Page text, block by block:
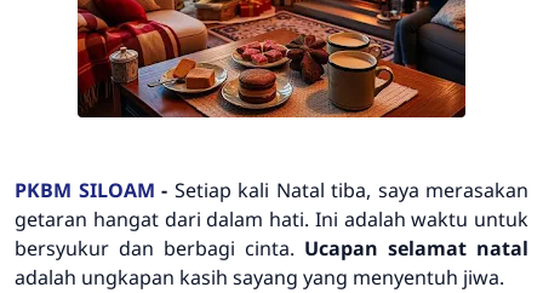
PKBM SILOAM - Setiap kali Natal tiba, saya merasakan
getaran hangat dari dalam hati. Ini adalah waktu untuk
bersyukur dan berbagi cinta. Ucapan selamat natal
adalah ungkapan kasih sayang yang menyentuh jiwa.